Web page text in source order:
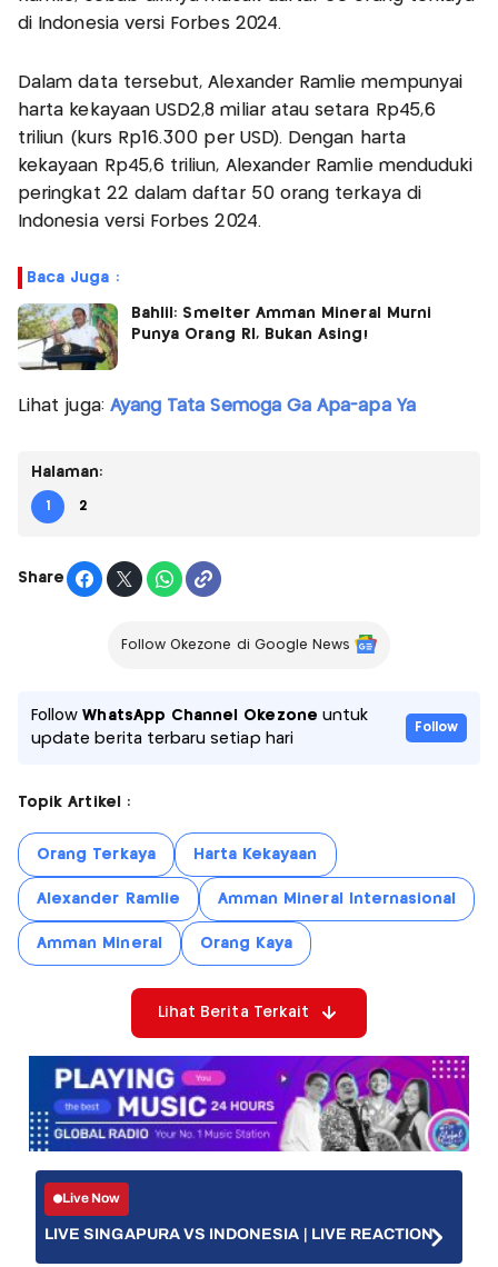
di Indonesia versi Forbes 2024.
Dalam data tersebut, Alexander Ramlie mempunyai
harta kekayaan USD2,8 miliar atau setara Rp45,6
triliun (kurs Rp16.300 per USD). Dengan harta
kekayaan Rp45,6 triliun, Alexander Ramlie menduduki
peringkat 22 dalam daftar 50 orang terkaya di
Indonesia versi Forbes 2024.
Baca Juga :
Bahlil: Smelter Amman Mineral Murni
Punya Orang RI, Bukan Asing!
Lihat juga: Ayang Tata Semoga Ga Apa-apa Ya
Halaman:
1 2
Share
Follow Okezone di Google News
FollowWhatsApp Channel Okezone untuk
update berita terbaru setiap hari
Follow
Topik Artikel :
Orang Terkaya Harta Kekayaan
Alexander Ramlie Amman Mineral Internasional
Amman Mineral Orang Kaya
Lihat Berita Terkait
Live Now
LIVE SINGAPURA VS INDONESIA | LIVE REACTION